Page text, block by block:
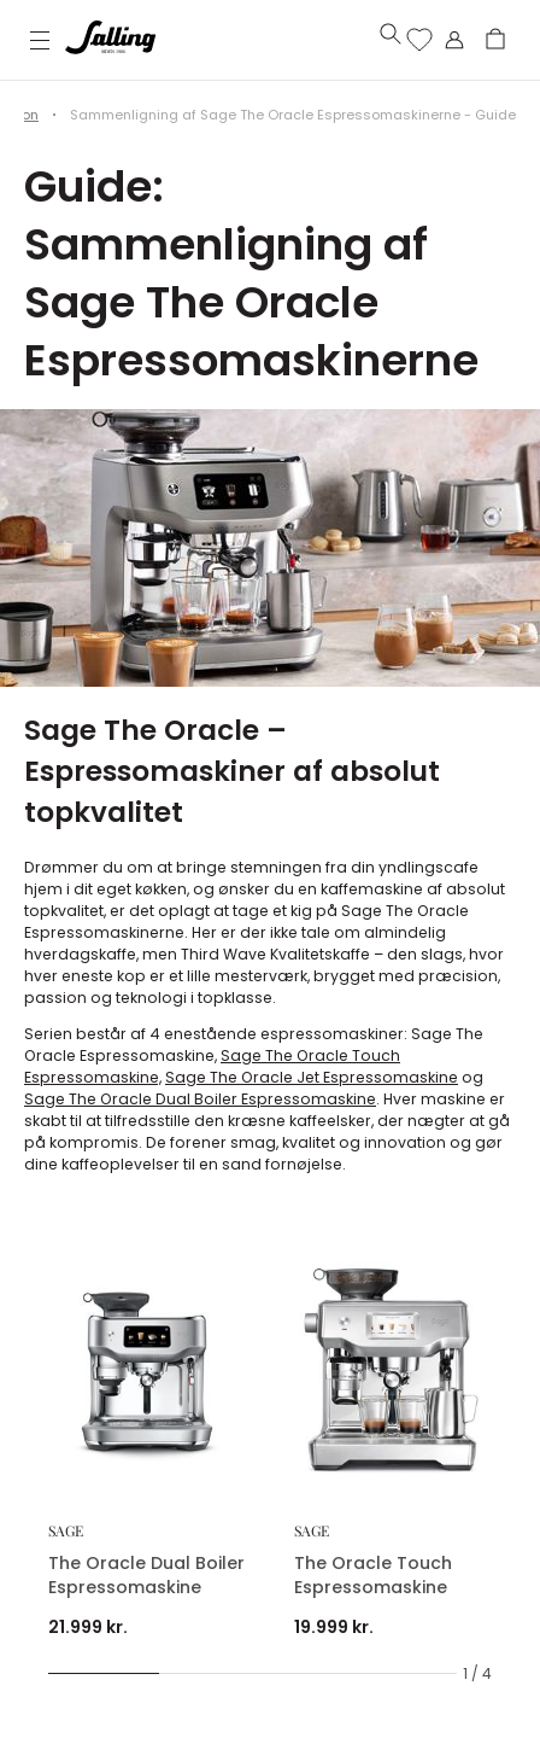
Sammenligning af Sage The Oracle Espressomaskinerne - Guide
Guide:
Sammenligning af
Sage The Oracle
Espressomaskinerne
Sage The Oracle –
Espressomaskiner af absolut
topkvalitet
Drømmer du om at bringe stemningen fra din yndlingscafe
hjem i dit eget køkken, og ønsker du en kaffemaskine af absolut
topkvalitet, er det oplagt at tage et kig på Sage The Oracle
Espressomaskinerne. Her er der ikke tale om almindelig
hverdagskaffe, men Third Wave Kvalitetskaffe – den slags, hvor
hver eneste kop er et lille mesterværk, brygget med præcision,
passion og teknologi i topklasse.
Serien består af 4 enestående espressomaskiner: Sage The
Oracle Espressomaskine,Sage The Oracle Touch
Espressomaskine,Sage The Oracle Jet Espressomaskine og
Sage The Oracle Dual Boiler Espressomaskine. Hver maskine er
skabt til at tilfredsstille den kræsne kaffeelsker, der nægter at gå
på kompromis. De forener smag, kvalitet og innovation og gør
dine kaffeoplevelser til en sand fornøjelse.
1 / 4
SAGE
The Oracle Dual Boiler
Espressomaskine
21.999 kr.
SAGE
The Oracle Touch
Espressomaskine
19.999 kr.